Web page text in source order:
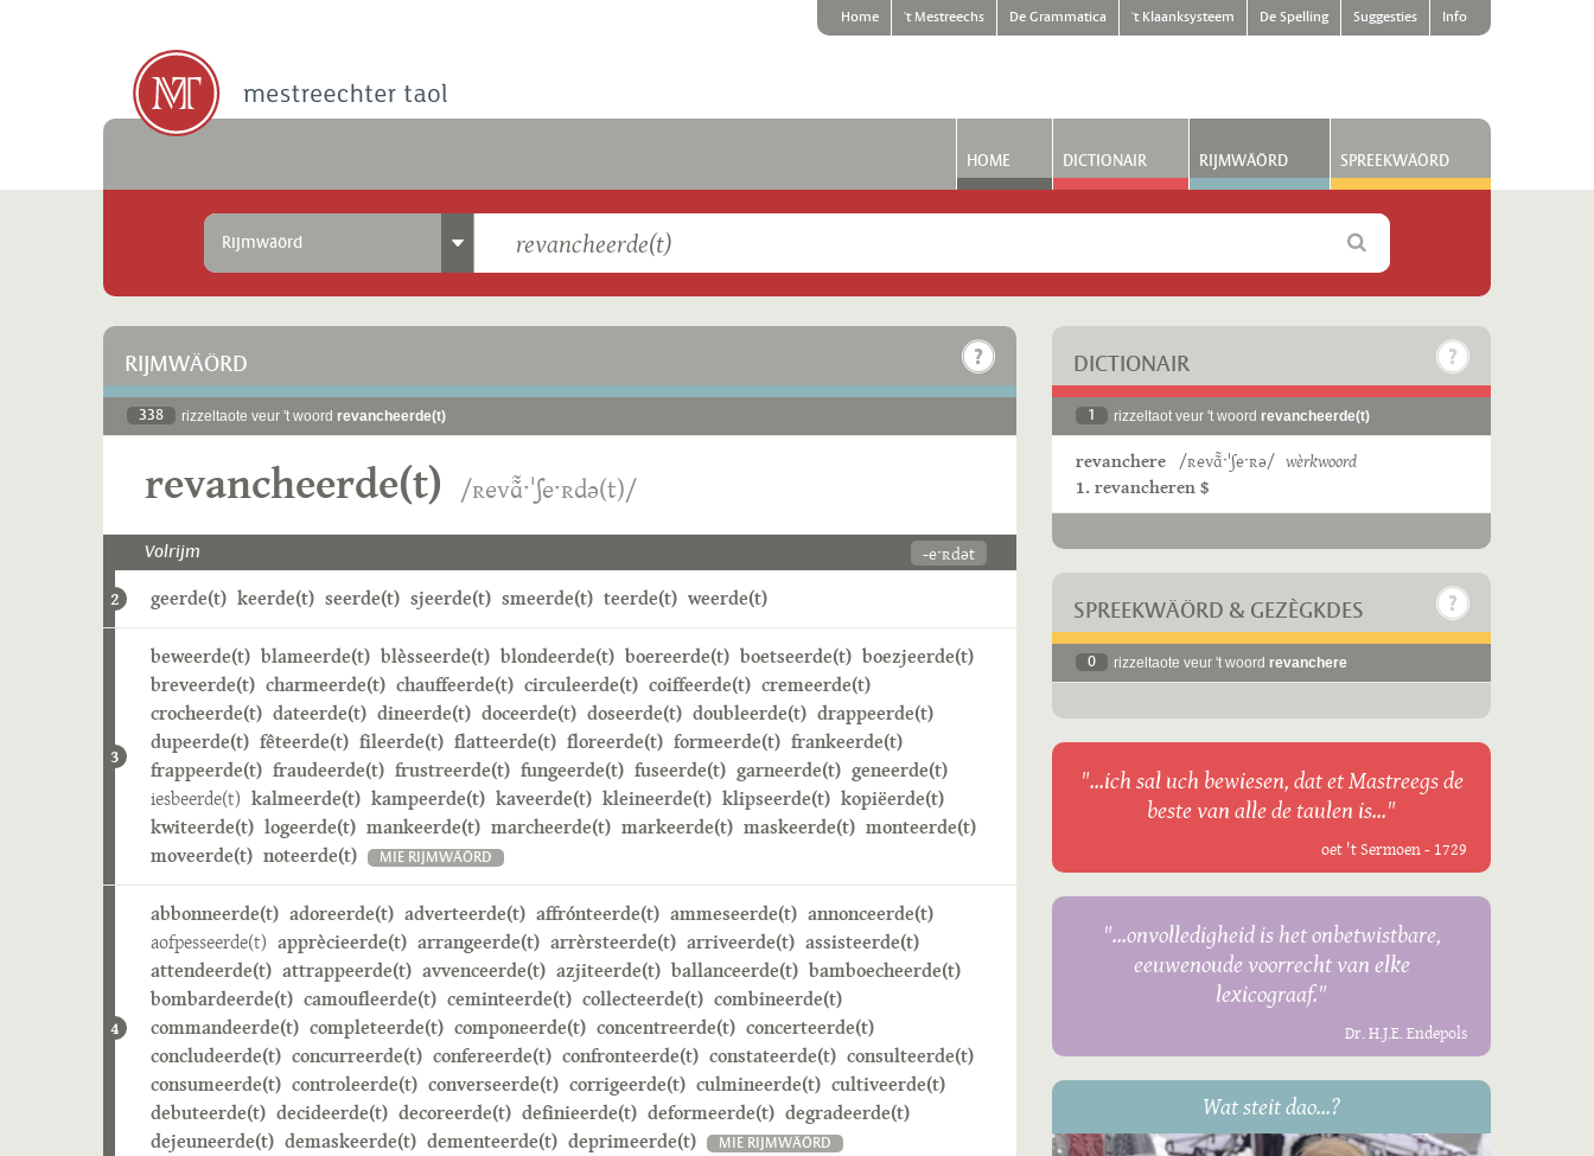
Home 't Mestreechs De Grammatica 't Klaanksysteem De Spelling Suggesties Info
HOME DICTIONAIR RIJMWÄÖRD SPREEKWÄÖRD
Rijmwäörd
RIJMWÄÖRD
338 rizzeltaote veur 't woord revancheerde(t)
revancheerde(t) /ʀevɑ̃̃ˑˈʃeˑʀdə(t)/
Volrijm -eˑʀdət
2 geerde(t) keerde(t) seerde(t) sjeerde(t) smeerde(t) teerde(t) weerde(t)
3
beweerde(t) blameerde(t) blèsseerde(t) blondeerde(t) boereerde(t) boetseerde(t) boezjeerde(t)
breveerde(t) charmeerde(t) chauffeerde(t) circuleerde(t) coiffeerde(t) cremeerde(t)
crocheerde(t) dateerde(t) dineerde(t) doceerde(t) doseerde(t) doubleerde(t) drappeerde(t)
dupeerde(t) fêteerde(t) fileerde(t) flatteerde(t) floreerde(t) formeerde(t) frankeerde(t)
frappeerde(t) fraudeerde(t) frustreerde(t) fungeerde(t) fuseerde(t) garneerde(t) geneerde(t)
iesbeerde(t) kalmeerde(t) kampeerde(t) kaveerde(t) kleineerde(t) klipseerde(t) kopiëerde(t)
kwiteerde(t) logeerde(t) mankeerde(t) marcheerde(t) markeerde(t) maskeerde(t) monteerde(t)
moveerde(t) noteerde(t) MIE RIJMWÄÖRD
4
abbonneerde(t) adoreerde(t) adverteerde(t) affrónteerde(t) ammeseerde(t) annonceerde(t)
aofpesseerde(t) apprècieerde(t) arrangeerde(t) arrèrsteerde(t) arriveerde(t) assisteerde(t)
attendeerde(t) attrappeerde(t) avvenceerde(t) azjiteerde(t) ballanceerde(t) bamboecheerde(t)
bombardeerde(t) camoufleerde(t) ceminteerde(t) collecteerde(t) combineerde(t)
commandeerde(t) completeerde(t) componeerde(t) concentreerde(t) concerteerde(t)
concludeerde(t) concurreerde(t) confereerde(t) confronteerde(t) constateerde(t) consulteerde(t)
consumeerde(t) controleerde(t) converseerde(t) corrigeerde(t) culmineerde(t) cultiveerde(t)
debuteerde(t) decideerde(t) decoreerde(t) definieerde(t) deformeerde(t) degradeerde(t)
dejeuneerde(t) demaskeerde(t) dementeerde(t) deprimeerde(t) MIE RIJMWÄÖRD
DICTIONAIR
1 rizzeltaot veur 't woord revancheerde(t)
revanchere /ʀevɑ̃̃ˑˈʃeˑʀə/ wèrkwoord
1. revancheren $
SPREEKWÄÖRD & GEZÈGKDES
0 rizzeltaote veur 't woord revanchere
"...ich sal uch bewiesen, dat et Mastreegs de
beste van alle de taulen is..."
oet 't Sermoen - 1729
"...onvolledigheid is het onbetwistbare,
eeuwenoude voorrecht van elke
lexicograaf."
Dr. H.J.E. Endepols
Wat steit dao...?